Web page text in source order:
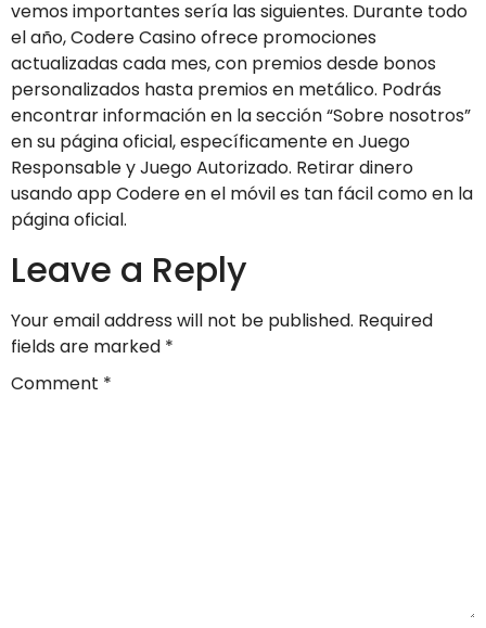
vemos importantes sería las siguientes. Durante todo
el año, Codere Casino ofrece promociones
actualizadas cada mes, con premios desde bonos
personalizados hasta premios en metálico. Podrás
encontrar información en la sección “Sobre nosotros”
en su página oficial, específicamente en Juego
Responsable y Juego Autorizado. Retirar dinero
usando app Codere en el móvil es tan fácil como en la
página oficial.
Leave a Reply
Your email address will not be published. Required
fields are marked *
Comment *